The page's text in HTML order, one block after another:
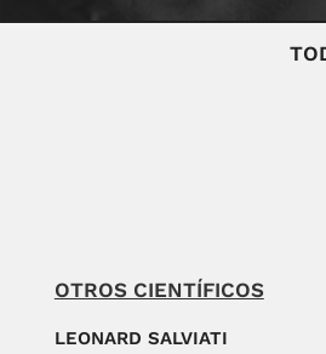
OTROS CIENTÍFICOS
LEONARD SALVIATI